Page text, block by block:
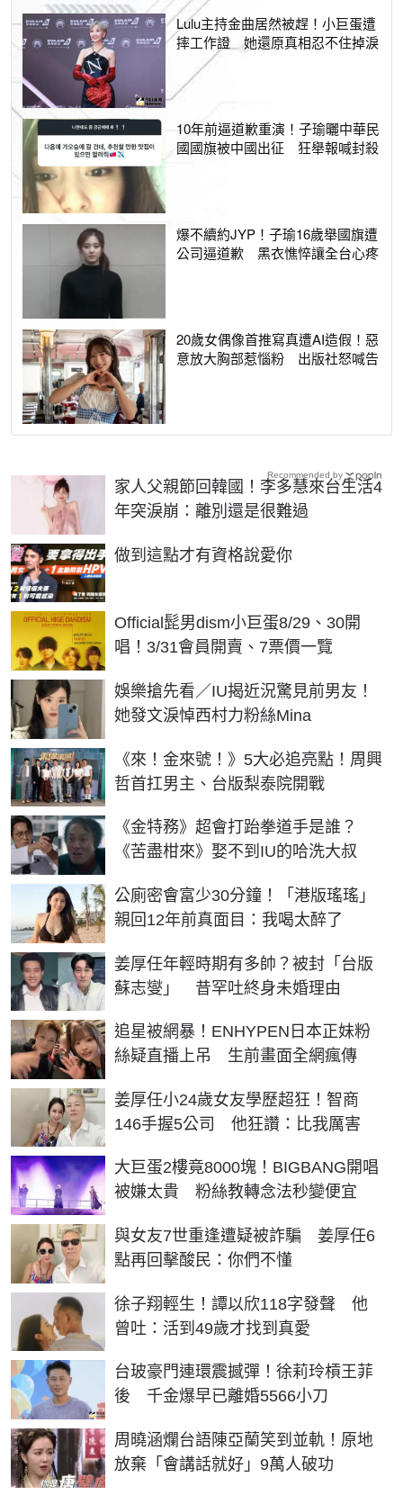
Lulu主持金曲居然被趕！小巨蛋遭
摔工作證 她還原真相忍不住掉淚
10年前逼道歉重演！子瑜曬中華民
國國旗被中國出征 狂舉報喊封殺
爆不續約JYP！子瑜16歲舉國旗遭
公司逼道歉 黑衣憔悴讓全台心疼
20歲女偶像首推寫真遭AI造假！惡
意放大胸部惹惱粉 出版社怒喊告
家人父親節回韓國！李多慧來台生活4
年突淚崩：離別還是很難過
做到這點才有資格說愛你
PR
Official髭男dism小巨蛋8/29、30開
唱！3/31會員開賣、7票價一覽
娛樂搶先看／IU揭近況驚見前男友！
她發文淚悼西村力粉絲Mina
《來！金來號！》5大必追亮點！周興
哲首扛男主、台版梨泰院開戰
《金特務》超會打跆拳道手是誰？
《苦盡柑來》娶不到IU的哈洗大叔
公廁密會富少30分鐘！「港版瑤瑤」
親回12年前真面目：我喝太醉了
姜厚任年輕時期有多帥？被封「台版
蘇志燮」 昔罕吐終身未婚理由
追星被網暴！ENHYPEN日本正妹粉
絲疑直播上吊 生前畫面全網瘋傳
姜厚任小24歲女友學歷超狂！智商
146手握5公司 他狂讚：比我厲害
大巨蛋2樓竟8000塊！BIGBANG開唱
被嫌太貴 粉絲教轉念法秒變便宜
與女友7世重逢遭疑被詐騙 姜厚任6
點再回擊酸民：你們不懂
徐子翔輕生！譚以欣118字發聲 他
曾吐：活到49歲才找到真愛
台玻豪門連環震撼彈！徐莉玲槓王菲
後 千金爆早已離婚5566小刀
周曉涵爛台語陳亞蘭笑到並軌！原地
放棄「會講話就好」9萬人破功
Recommended by